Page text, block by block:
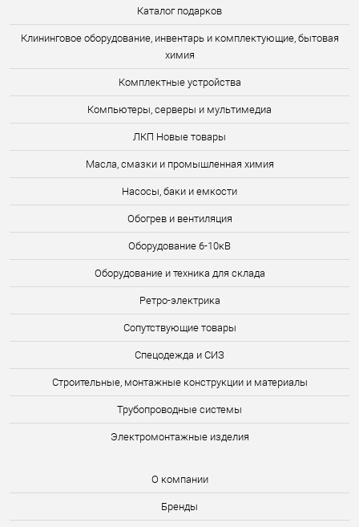
Каталог подарков
Клининговое оборудование, инвентарь и комплектующие, бытовая
химия
Комплектные устройства
Компьютеры, серверы и мультимедиа
ЛКП Новые товары
Масла, смазки и промышленная химия
Насосы, баки и емкости
Обогрев и вентиляция
Оборудование 6-10кВ
Оборудование и техника для склада
Ретро-электрика
Сопутствующие товары
Спецодежда и СИЗ
Строительные, монтажные конструкции и материалы
Трубопроводные системы
Электромонтажные изделия
О компании
Бренды